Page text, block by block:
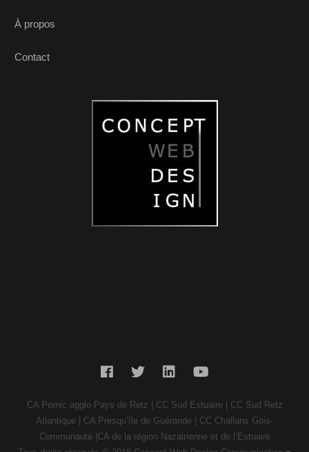
À propos
Contact
CA Pornic agglo Pays de Retz | CC Sud Estuaire | CC Sud Retz
Atlantique | CA Presqu’île de Guérande | CC Challans Gois-
Communauté |CA de la région Nazairienne et de l’Estuaire